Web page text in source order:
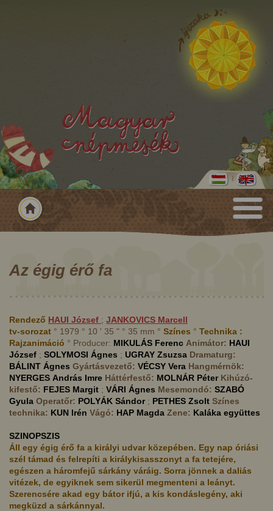
Az égig érő fa
Rendező HAUI József ; JANKOVICS Marcell
tv-sorozat ° 1979 ° 10 ' 35 " ° 35 mm ° Színes ° Technika :
Rajzanimáció ° Producer: MIKULÁS Ferenc Animátor: HAUI
József ; SOLYMOSI Ágnes ; UGRAY Zsuzsa Dramaturg:
BÁLINT Ágnes Gyártásvezető: VÉCSY Vera Hangmérnök:
NYERGES András Imre Háttérfestő: MOLNÁR Péter Kihúzó-
kifestő: FEJES Margit ; VÁRI Ágnes Mesemondó: SZABÓ
Gyula Operatőr: POLYÁK Sándor; PETHES Zsolt Színes
technika: KUN Irén Vágó: HAP Magda Zene: Kaláka együttes
SZINOPSZIS
Áll egy égig érő fa a királyi udvar közepében. Egy nap óriási
szél támad és felrepíti a királykisasszonyt a fa tetejére,
egészen a háromfejű sárkány váráig. Sorra jönnek a daliás
vitézek, de egyiknek sem sikerül megmenteni a leányt.
Szerencsére akad egy bátor ifjú, a kis kondáslegény, aki
megküzd a sárkánnyal.